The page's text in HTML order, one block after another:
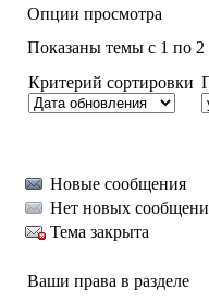
Опции просмотра
Показаны темы с 1 по 2
Критерий сортировки
Новые сообщения
Нет новых
Тема закрыта
Ваши права в разделе